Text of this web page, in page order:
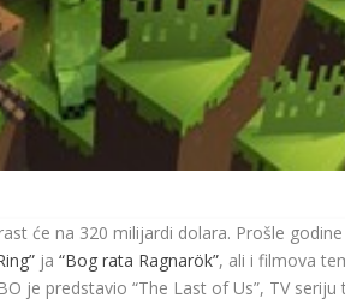
će na 320 milijardi dolara. Prošle
ja“Bog rata Ragnarök”, ali i filmova
je predstavio “The Last of Us”, TV